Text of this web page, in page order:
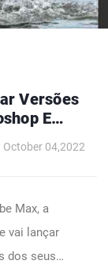
Versões
E
October 04,2022
Max, a
vai lançar
dos seus